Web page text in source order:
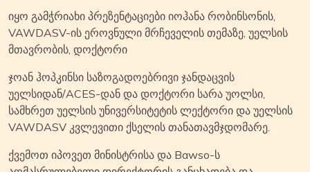
იყო გამჭრიახი პრეზენტაციები იოჰანა რობინსონის,
VAWDASV-ის ეროვნული მრჩეველის თემაზე, უელსის
მთავრობის, დოქტორი
ჯოან ჰოპკინსი საზოგადოებრივი ჯანდაცვის
უელსიდან/ACES-დან და დოქტორი სარა უოლსი,
სამხრეთ უელსის უნივერსიტეტის ლექტორი და უელსის
VAWDASV კვლევითი ქსელის თანათავმჯდომარე.
ქვემოთ იპოვეთ მინისტრისა და Bawso-ს